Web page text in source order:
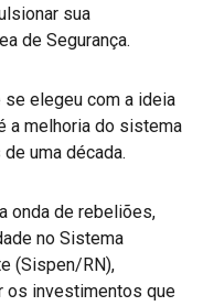
sua
de Segurança.
se elegeu com a ideia
a melhoria do sistema
uma década.
onda de rebeliões,
no Sistema
(Sispen/RN),
os investimentos que